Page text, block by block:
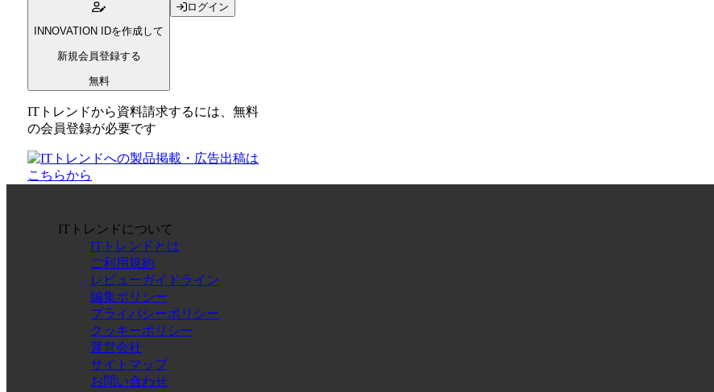
INNOVATION IDを作成して
新規会員登録する
無料
ログイン
ITトレンドから資料請求するには、無料
の会員登録が必要です
ITトレンドについて
ITトレンドとは
ご利用規約
レビューガイドライン
編集ポリシー
プライバシーポリシー
クッキーポリシー
運営会社
サイトマップ
お問い合わせ